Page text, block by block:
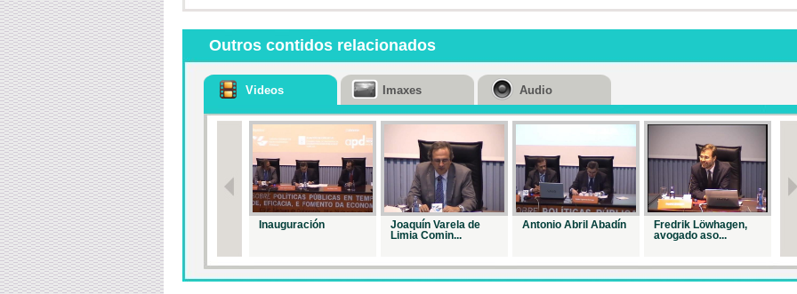
Repr. 27056
Outros contidos relacionados
Videos
Inauguración
Joaquín Varela de
Limia Comin...
Antonio Abril Abadín
Fredrik Löwhagen,
avogado aso...
Imaxes Audio